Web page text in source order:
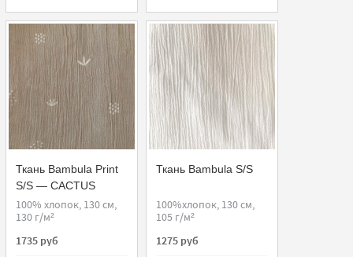
Ткань Bambula Print
S/S — CACTUS
STONE
100% хлопок, 130 см,
130 г/м²
1735 руб
Ткань Bambula S/S
100%хлопок, 130 см,
105 г/м²
1275 руб